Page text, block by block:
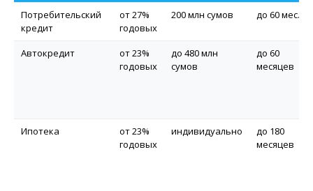
Потребительский
кредит
от 27%
годовых
200 млн сумов до 60 мес.
Автокредит
от 23%
годовых
до 480 млн
сумов
до 60
месяцев
Ипотека
от 23%
годовых
индивидуально
до 180
месяцев